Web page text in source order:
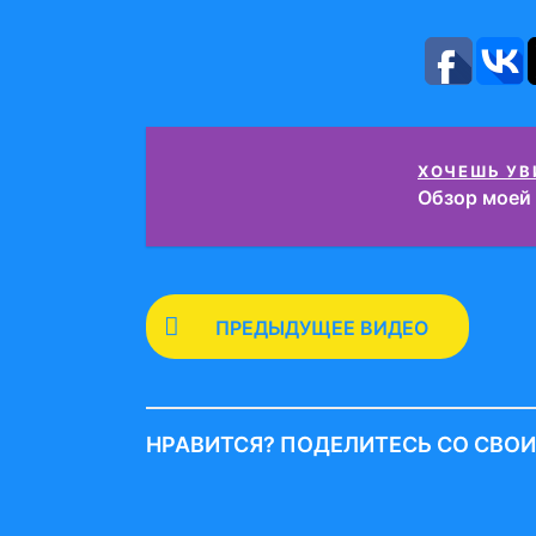
ХОЧЕШЬ
Обзор
P
o
t
P
ПРЕДЫДУЩЕЕ ВИДЕО
НРАВИТСЯ? ПОДЕЛИТЕСЬ СО